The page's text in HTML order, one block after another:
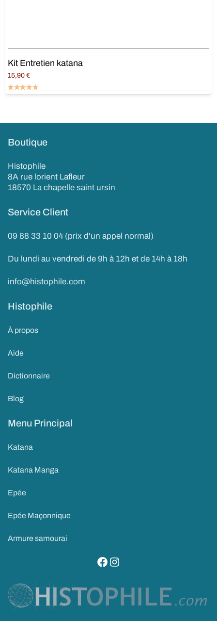
Kit Entretien katana
15,90 €
Ajouter au panier
Boutique
Histophile
8A rue lorient Lafleur
18570 La chapelle saint ursin
Service Client
09 88 33 10 04 (prix d'un appel normal)
Du lundi au vendredi de 9h à 12h et de 14h à 18h
info@histophile.com
Histophile
À propos
Aide
Dictionnaire
Blog
Menu Principal
Katana
Katana Manga
Epée
Epée Maçonnique
Armure samourai
visitez notre page facebook
suivez notre compte instagram